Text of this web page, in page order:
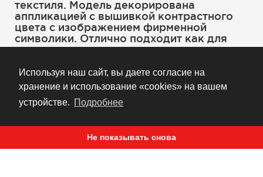
Используя наш сайт, вы даете согласие на
хранение и использование «cookies» на вашем
устройстве. Подробнее
Не показывать снова
текстиля. Модель декорирована
аппликацией с вышивкой контрастного
цвета с изображением фирменной
символики. Отлично подходит как для
езды, так и для повседневного ношения.
Спортивный покрой от ICON
Состав основы: 35% хлопок, 65% полиэстер
Декоративная аппликация с вышивкой
контрастного цвета